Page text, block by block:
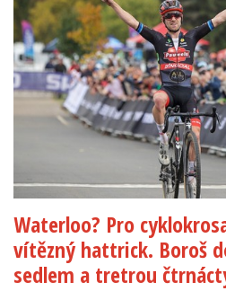
Waterloo? Pro
vítězný hattrick. Boroš
sedlem a tretrou